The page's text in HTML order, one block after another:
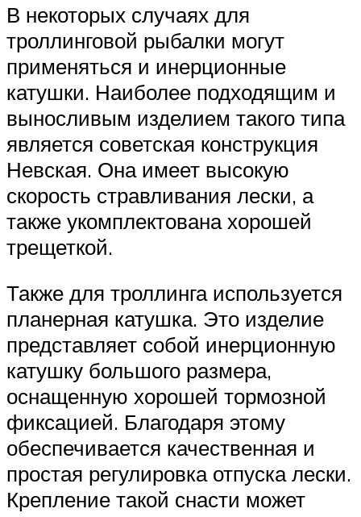
В некоторых случаях для
троллинговой рыбалки могут
применяться и инерционные
катушки. Наиболее подходящим и
выносливым изделием такого типа
является советская конструкция
Невская. Она имеет высокую
скорость стравливания лески, а
также укомплектована хорошей
трещеткой.
Также для троллинга используется
планерная катушка. Это изделие
представляет собой инерционную
катушку большого размера,
оснащенную хорошей тормозной
фиксацией. Благодаря этому
обеспечивается качественная и
простая регулировка отпуска лески.
Крепление такой снасти может